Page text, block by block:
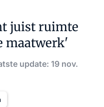
juist ruimte
maatwerk'
update: 19 nov.